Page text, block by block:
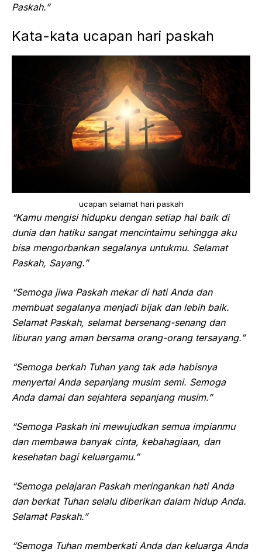
Paskah.”
Kata-kata ucapan hari paskah
ucapan selamat hari paskah
“Kamu mengisi hidupku dengan setiap hal baik di
dunia dan hatiku sangat mencintaimu sehingga aku
bisa mengorbankan segalanya untukmu. Selamat
Paskah, Sayang.”
“Semoga jiwa Paskah mekar di hati Anda dan
membuat segalanya menjadi bijak dan lebih baik.
Selamat Paskah, selamat bersenang-senang dan
liburan yang aman bersama orang-orang tersayang.”
“Semoga berkah Tuhan yang tak ada habisnya
menyertai Anda sepanjang musim semi. Semoga
Anda damai dan sejahtera sepanjang musim.”
“Semoga Paskah ini mewujudkan semua impianmu
dan membawa banyak cinta, kebahagiaan, dan
kesehatan bagi keluargamu.”
“Semoga pelajaran Paskah meringankan hati Anda
dan berkat Tuhan selalu diberikan dalam hidup Anda.
Selamat Paskah.”
“Semoga Tuhan memberkati Anda dan keluarga Anda